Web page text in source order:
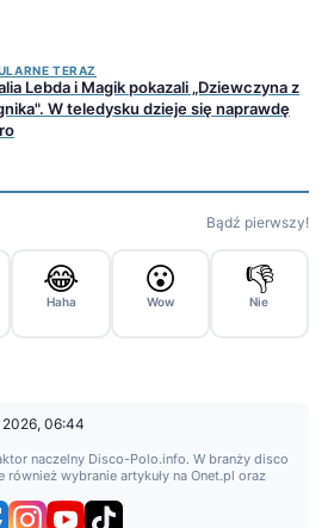
TERAZ
Lebda i Magik pokazali „Dziewczyna z
W teledysku dzieje się naprawdę
Bądź pierwszy!
😂
Haha
😮
Wow
👎
Nie
06:44
naczelny Disco-Polo.info. W branży disco
wybranie artykuły na Onet.pl oraz